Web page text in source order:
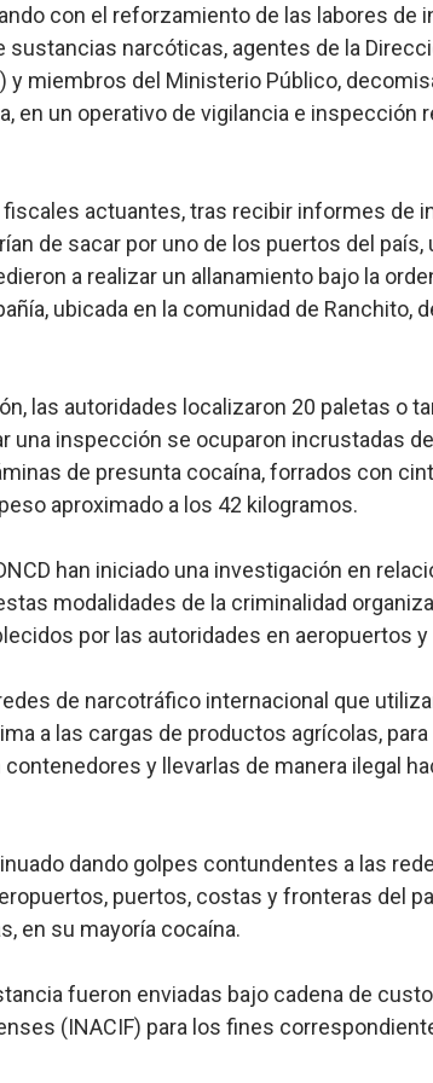
anuncia ganadores de Premios
sindicales de las Américas se
es reconocido por sus cuatro décadas
escala 17 posiciones en los mil mejores
actualizan Manual de Comunicación Interna
con el reforzamiento de las labores de
narcóticas, agentes de la
y miembros del Ministerio Público,
en un operativo de vigilancia e inspección
actuantes, tras recibir informes de
de sacar por uno de los puertos del país,
a realizar un allanamiento bajo la
ubicada en la comunidad de Ranchito,
las autoridades localizaron 20 paletas o
una inspección se ocuparon incrustadas
de presunta cocaína, forrados con
aproximado a los 42 kilogramos.
han iniciado una investigación en
modalidades de la criminalidad
por las autoridades en aeropuertos
de narcotráfico internacional que
a las cargas de productos agrícolas,
y llevarlas de manera ilegal
dando golpes contundentes a las
puertos, costas y fronteras del
en su mayoría cocaína.
fueron enviadas bajo cadena de
(INACIF) para los fines